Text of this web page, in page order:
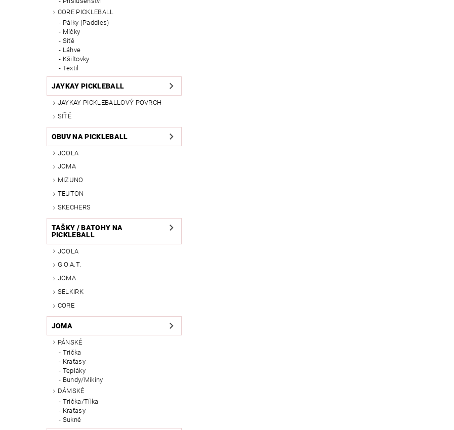
CORE PICKLEBALL
Pálky (Paddles)
Míčky
Síťě
Láhve
Kšiltovky
Textil
JAYKAY PICKLEBALL
JAYKAY PICKLEBALLOVÝ POVRCH
SÍŤĚ
OBUV NA PICKLEBALL
JOOLA
JOMA
MIZUNO
TEUTON
SKECHERS
TAŠKY / BATOHY NA
PICKLEBALL
JOOLA
G.O.A.T.
JOMA
SELKIRK
CORE
JOMA
PÁNSKÉ
Trička
Kraťasy
Tepláky
Bundy/Mikiny
DÁMSKÉ
Trička/Tílka
Kraťasy
Sukně